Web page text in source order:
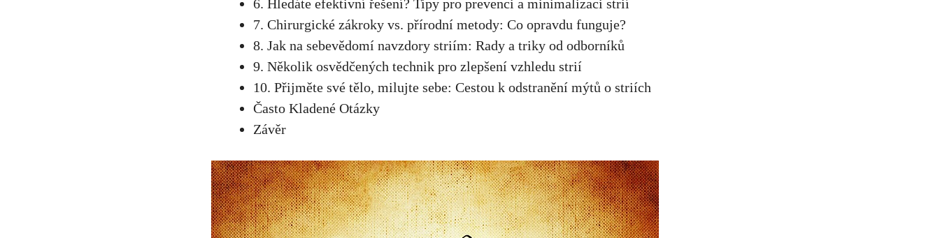
6. Hledáte⁣ efektivní řešení? Tipy pro prevenci a minimalizaci strií
7.‌ Chirurgické⁢ zákroky vs. přírodní metody: Co opravdu​ funguje?
8.‌ Jak na sebevědomí navzdory striím: Rady ⁢a‌ triky od odborníků
9. Několik ​osvědčených technik ‌pro zlepšení ⁢vzhledu strií
10. ⁢Přijměte své tělo, milujte sebe: Cestou k odstranění mýtů o striích
Často Kladené Otázky
Závěr